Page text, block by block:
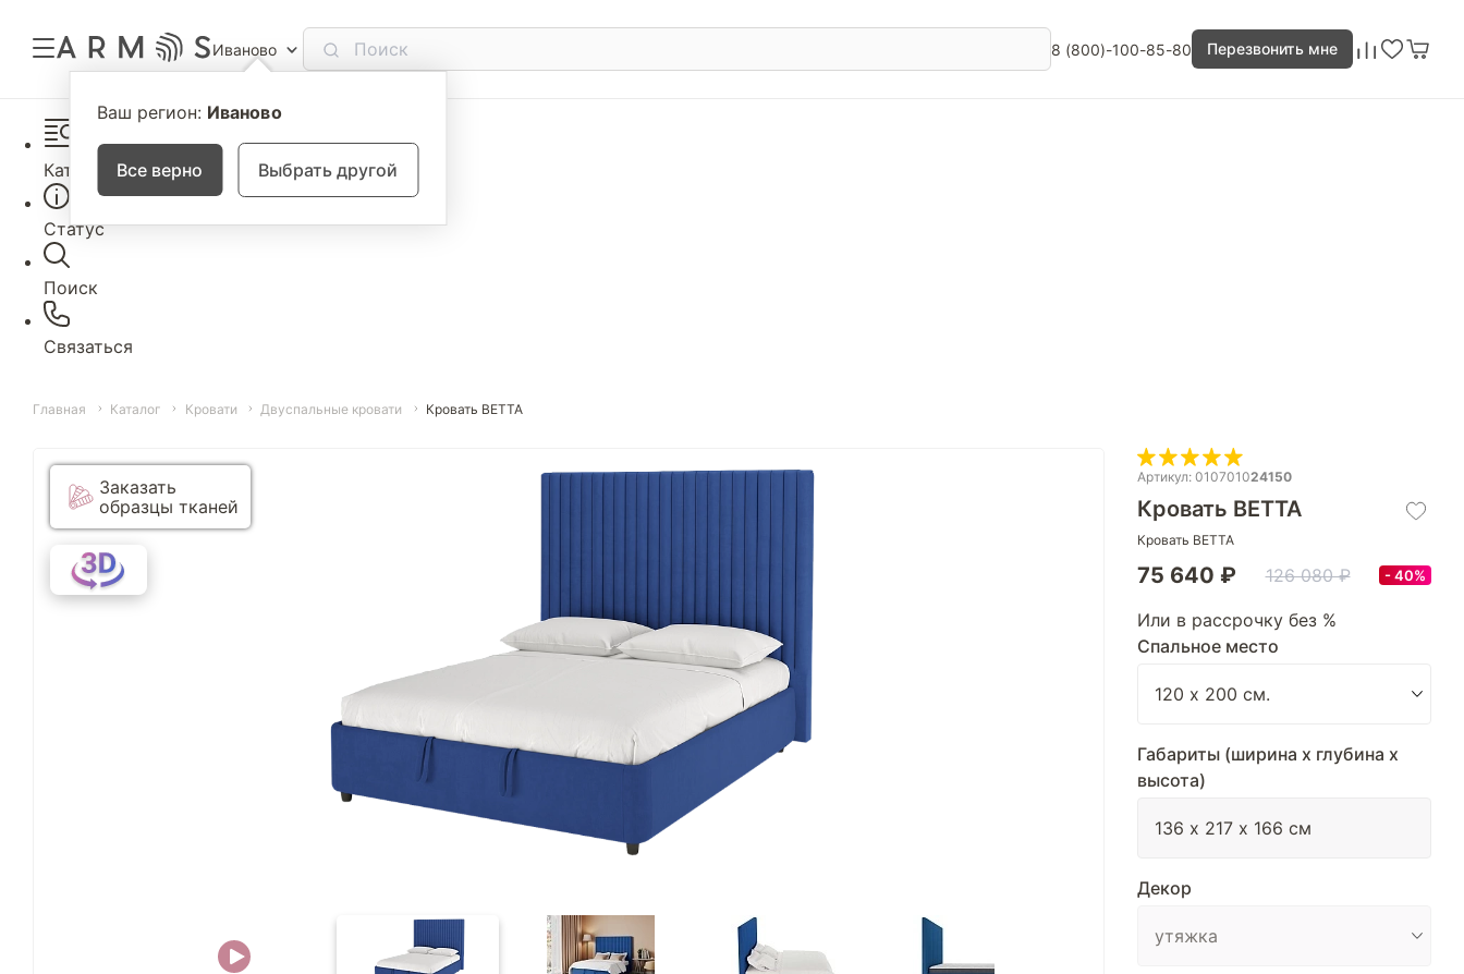
Иваново
Ваш регион: Иваново
Все верно Выбрать другой
8 (800)-100-85-80 Перезвонить мне
Каталог
Статус
Поиск
Связаться
Главная Каталог Кровати Двуспальные кровати Кровать BETTA
Заказать
образцы тканей
Артикул: 010701024150
Кровать BETTA
Кровать BETTA
75 640 ₽ 126 080 ₽ 40%
Или в рассрочку без %
Спальное место
Габариты (ширина х глубина х
высота)
Декор